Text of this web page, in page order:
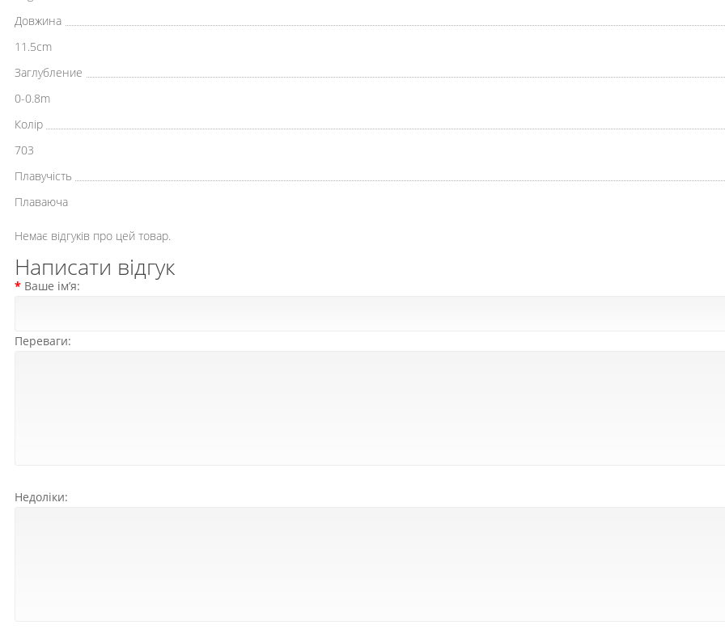
Довжина
11.5cm
Заглубление
0-0.8m
Колір
703
Плавучість
Плаваюча
Немає відгуків про цей товар.
Написати відгук
Ваше ім’я:
Переваги:
Недоліки: